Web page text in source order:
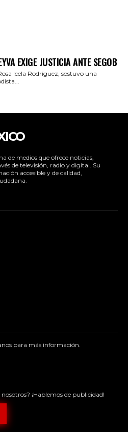
EXIGE JUSTICIA ANTE SEGOB
Icela Rodríguez, sostuvo una
de medios que ofrece noticias,
de televisión, radio y digital. Su
accesible y de calidad,
para más información.
¡Hablemos de publicidad!